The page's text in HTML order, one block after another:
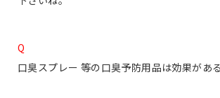
Q
口臭スプレー 等の口臭予防用品は効果があ